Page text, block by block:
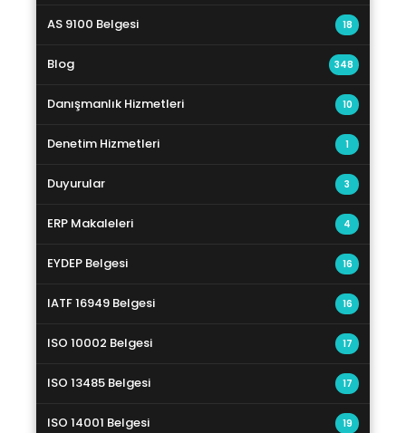
AS 9100 Belgesi 18
Blog 348
Danışmanlık Hizmetleri 10
Denetim Hizmetleri 1
Duyurular 3
ERP Makaleleri 4
EYDEP Belgesi 16
IATF 16949 Belgesi 16
ISO 10002 Belgesi 17
ISO 13485 Belgesi 17
ISO 14001 Belgesi 19